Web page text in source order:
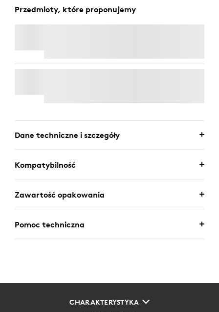
Przedmioty, które proponujemy
Dane techniczne i szczegóły
Kompatybilność
Zawartość opakowania
Pomoc techniczna
CHARAKTERYSTYKA